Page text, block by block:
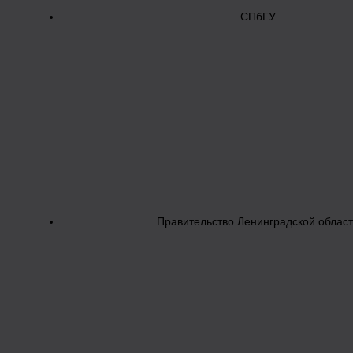
СПбГУ
Правительство Ленинградской